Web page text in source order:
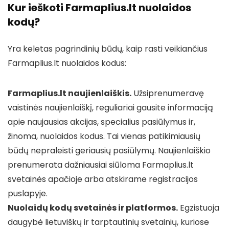
Kur ieškoti Farmaplius.lt nuolaidos
kodų?
Yra keletas pagrindinių būdų, kaip rasti veikiančius
Farmaplius.lt nuolaidos kodus:
Farmaplius.lt naujienlaiškis. Užsiprenumeravę
vaistinės naujienlaiškį, reguliariai gausite informaciją
apie naujausias akcijas, specialius pasiūlymus ir,
žinoma, nuolaidos kodus. Tai vienas patikimiausių
būdų nepraleisti geriausių pasiūlymų. Naujienlaiškio
prenumerata dažniausiai siūloma Farmaplius.lt
svetainės apačioje arba atskirame registracijos
puslapyje.
Nuolaidų kodų svetainės ir platformos. Egzistuoja
daugybė lietuviškų ir tarptautinių svetainių, kuriose